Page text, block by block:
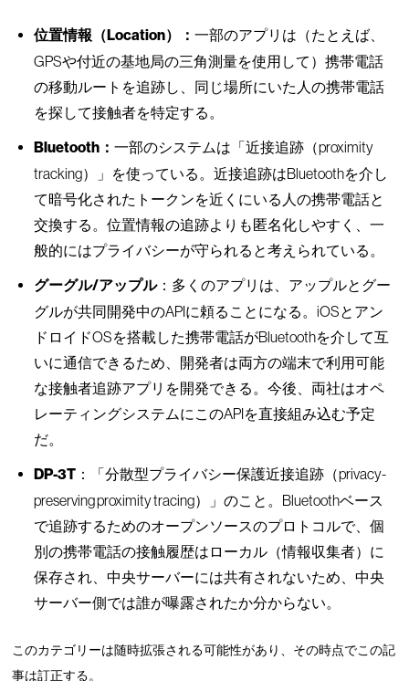
位置情報（Location）：一部のアプリは（たとえば、
GPSや付近の基地局の三角測量を使用して）携帯電話
の移動ルートを追跡し、同じ場所にいた人の携帯電話
を探して接触者を特定する。
Bluetooth：一部のシステムは「近接追跡（proximity
tracking）」を使っている。近接追跡はBluetoothを介し
て暗号化されたトークンを近くにいる人の携帯電話と
交換する。位置情報の追跡よりも匿名化しやすく、一
般的にはプライバシーが守られると考えられている。
グーグル/アップル：多くのアプリは、アップルとグー
グルが共同開発中のAPIに頼ることになる。iOSとアン
ドロイドOSを搭載した携帯電話がBluetoothを介して互
いに通信できるため、開発者は両方の端末で利用可能
な接触者追跡アプリを開発できる。今後、両社はオペ
レーティングシステムにこのAPIを直接組み込む予定
だ。
DP-3T ：「分散型プライバシー保護近接追跡（privacy-
preserving proximity tracing）」のこと。Bluetoothベース
で追跡するためのオープンソースのプロトコルで、個
別の携帯電話の接触履歴はローカル（情報収集者）に
保存され、中央サーバーには共有されないため、中央
サーバー側では誰が曝露されたか分からない。
このカテゴリーは随時拡張される可能性があり、その時点でこの記
事は訂正する。